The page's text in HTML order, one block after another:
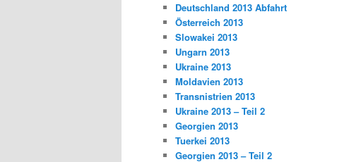
Deutschland 2013 Abfahrt
Österreich 2013
Slowakei 2013
Ungarn 2013
Ukraine 2013
Moldavien 2013
Transnistrien 2013
Ukraine 2013 – Teil 2
Georgien 2013
Tuerkei 2013
Georgien 2013 – Teil 2